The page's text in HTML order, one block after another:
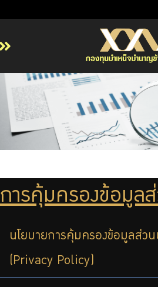
หน้าหลัก
เกี่ยวกับ กบข.
บริการสมาชิก
ลงทุน
รายงานผลการดำเนินงาน
จัดซื้อจัดจ้าง
บริการเจ้าหน้าที่ส่วนราชการ
การคุ้มครองข้อมูล
นโยบายการคุ้มครองข้อมูลส่ว
(Privacy Policy)